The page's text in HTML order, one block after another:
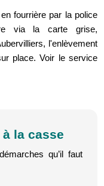
fourrière par la police
via la carte grise,
l'enlèvement
place. Voir le service
la casse
qu’il faut